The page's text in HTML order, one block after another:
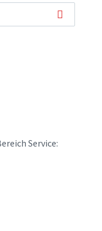
Service: